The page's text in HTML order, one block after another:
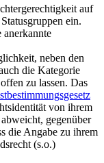
auf
ein.
anerkannte
neben den
die Kategorie
zu lassen. Das
von ihrem
gegenüber
die Angabe zu ihrem
(s.o.)